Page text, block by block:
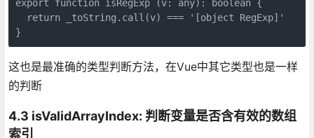
export function isRegExp (v: any): boolean {
  return _toString.call(v) === '[object RegExp]'
}
这也是最准确的类型判断方法，在Vue中其它类型也是一样
的判断
4.3 isValidArrayIndex: 判断变量是否含有效的数组
索引